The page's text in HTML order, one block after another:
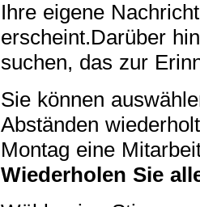
Ihre eigene
erscheint.Darüber
suchen, das zur
Sie können
Abständen
Montag eine
Wiederholen Sie